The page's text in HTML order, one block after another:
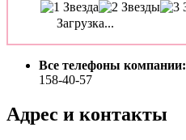
Загрузка...
Все телефоны компании:
158-40-57
Адрес и контакты